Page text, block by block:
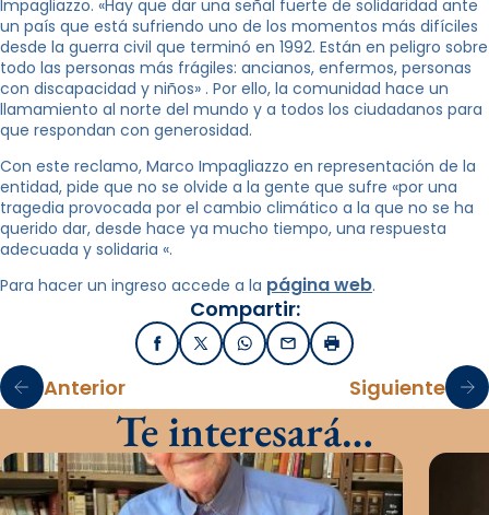
Impagliazzo. «Hay que dar una señal fuerte de solidaridad ante
un país que está sufriendo uno de los momentos más difíciles
desde la guerra civil que terminó en 1992. Están en peligro sobre
todo las personas más frágiles: ancianos, enfermos, personas
con discapacidad y niños» . Por ello, la comunidad hace un
llamamiento al norte del mundo y a todos los ciudadanos para
que respondan con generosidad.
Con este reclamo, Marco Impagliazzo en representación de la
entidad, pide que no se olvide a la gente que sufre «por una
tragedia provocada por el cambio climático a la que no se ha
querido dar, desde hace ya mucho tiempo, una respuesta
adecuada y solidaria «.
Para hacer un ingreso accede a la página web.
Compartir:
FacebookX / TwitterWhatsApp
EmailImprimir
Anterior Siguiente
Te interesará…